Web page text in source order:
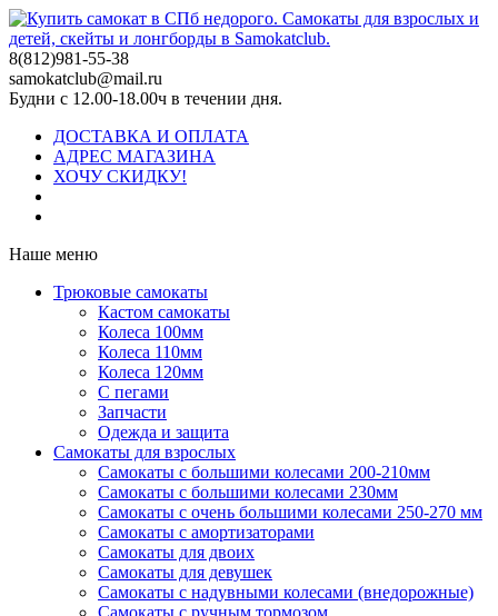
8(812)981-55-38
samokatclub@mail.ru
Будни с 12.00-18.00ч в течении дня.
ДОСТАВКА И ОПЛАТА
АДРЕС МАГАЗИНА
ХОЧУ СКИДКУ!
Наше меню
Трюковые самокаты
Кастом самокаты
Колеса 100мм
Колеса 110мм
Колеса 120мм
С пегами
Запчасти
Одежда и защита
Самокаты для взрослых
Самокаты с большими колесами 200-210мм
Самокаты с большими колесами 230мм
Самокаты с очень большими колесами 250-270 мм
Самокаты с амортизаторами
Самокаты для двоих
Самокаты для девушек
Самокаты с надувными колесами (внедорожные)
Самокаты с ручным тормозом